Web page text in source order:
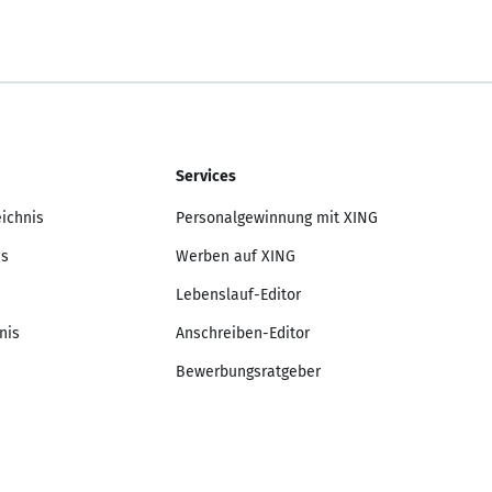
Services
Personalgewinnung mit XING
Werben auf XING
Lebenslauf-Editor
Anschreiben-Editor
Bewerbungsratgeber